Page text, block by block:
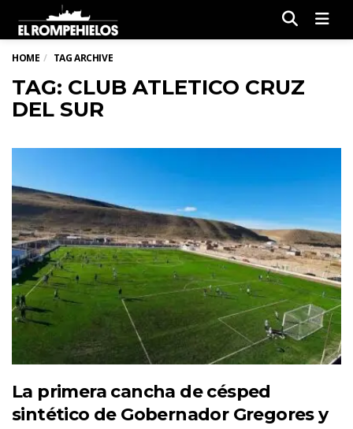
HOME TAG ARCHIVE
TAG: CLUB ATLETICO CRUZ
DEL SUR
La primera cancha de césped
sintético de Gobernador Gregores y